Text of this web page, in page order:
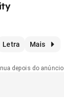
Letra Mais
depois do anúncio